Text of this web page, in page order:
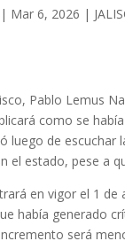
| Mar 6, 2026 |
Pablo Lemus
como se
luego de escuchar
el estado, pese a
en vigor el 1 de
había generado
será